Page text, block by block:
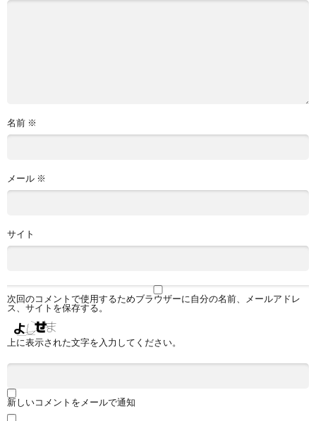
名前 ※
メール ※
サイト
次回のコメントで使用するためブラウザーに自分の名前、メールアドレ
ス、サイトを保存する。
上に表示された文字を入力してください。
新しいコメントをメールで通知